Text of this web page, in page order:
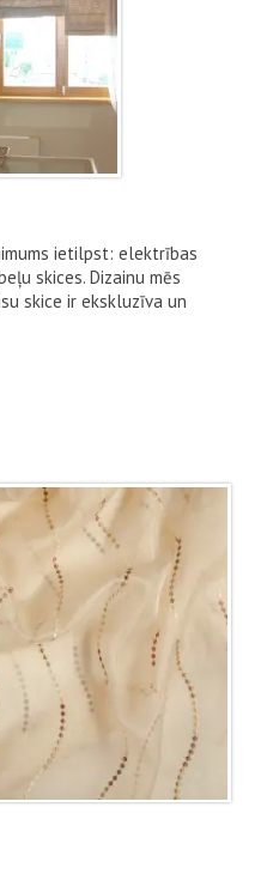
ietilpst: elektrības
skices. Dizainu mēs
skice ir ekskluzīva un